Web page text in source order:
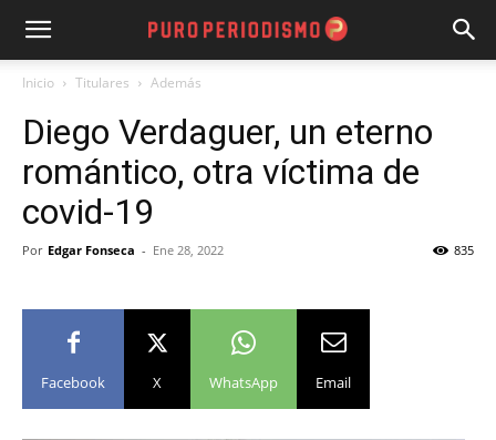
Inicio Titulares Además
Diego Verdaguer, un eterno
romántico, otra víctima de
covid-19
Por Edgar Fonseca - Ene 28, 2022 835
Facebook X WhatsApp Email